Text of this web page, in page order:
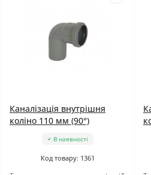
Каналізація внутрішня
коліно 110 мм (90°)
В наявності
Код товару: 1361